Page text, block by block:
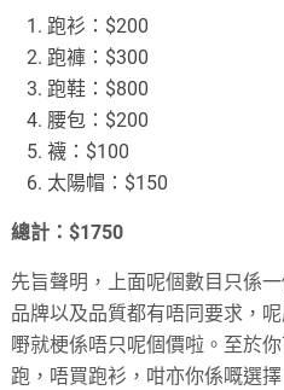
跑衫：$200
跑褲：$300
跑鞋：$800
腰包：$200
襪：$100
太陽帽：$150
總計：$1750
先旨聲明，上面呢個數目只係
品牌以及品質都有唔同要求，
嘢就梗係唔只呢個價啦。至於
跑，唔買跑衫，咁亦你係嘅選擇